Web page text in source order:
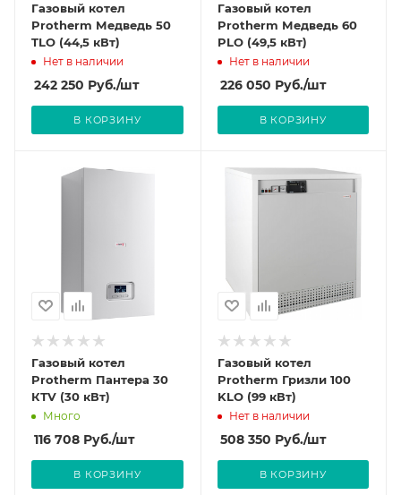
Газовый котел
Protherm Медведь 50
TLO (44,5 кВт)
Нет в наличии
242 250 Руб./шт
В КОРЗИНУ
Газовый котел
Protherm Медведь 60
PLO (49,5 кВт)
Нет в наличии
226 050 Руб./шт
В КОРЗИНУ
Газовый котел
Protherm Пантера 30
КТV (30 кВт)
Много
116 708 Руб./шт
В КОРЗИНУ
Газовый котел
Protherm Гризли 100
KLO (99 кВт)
Нет в наличии
508 350 Руб./шт
В КОРЗИНУ